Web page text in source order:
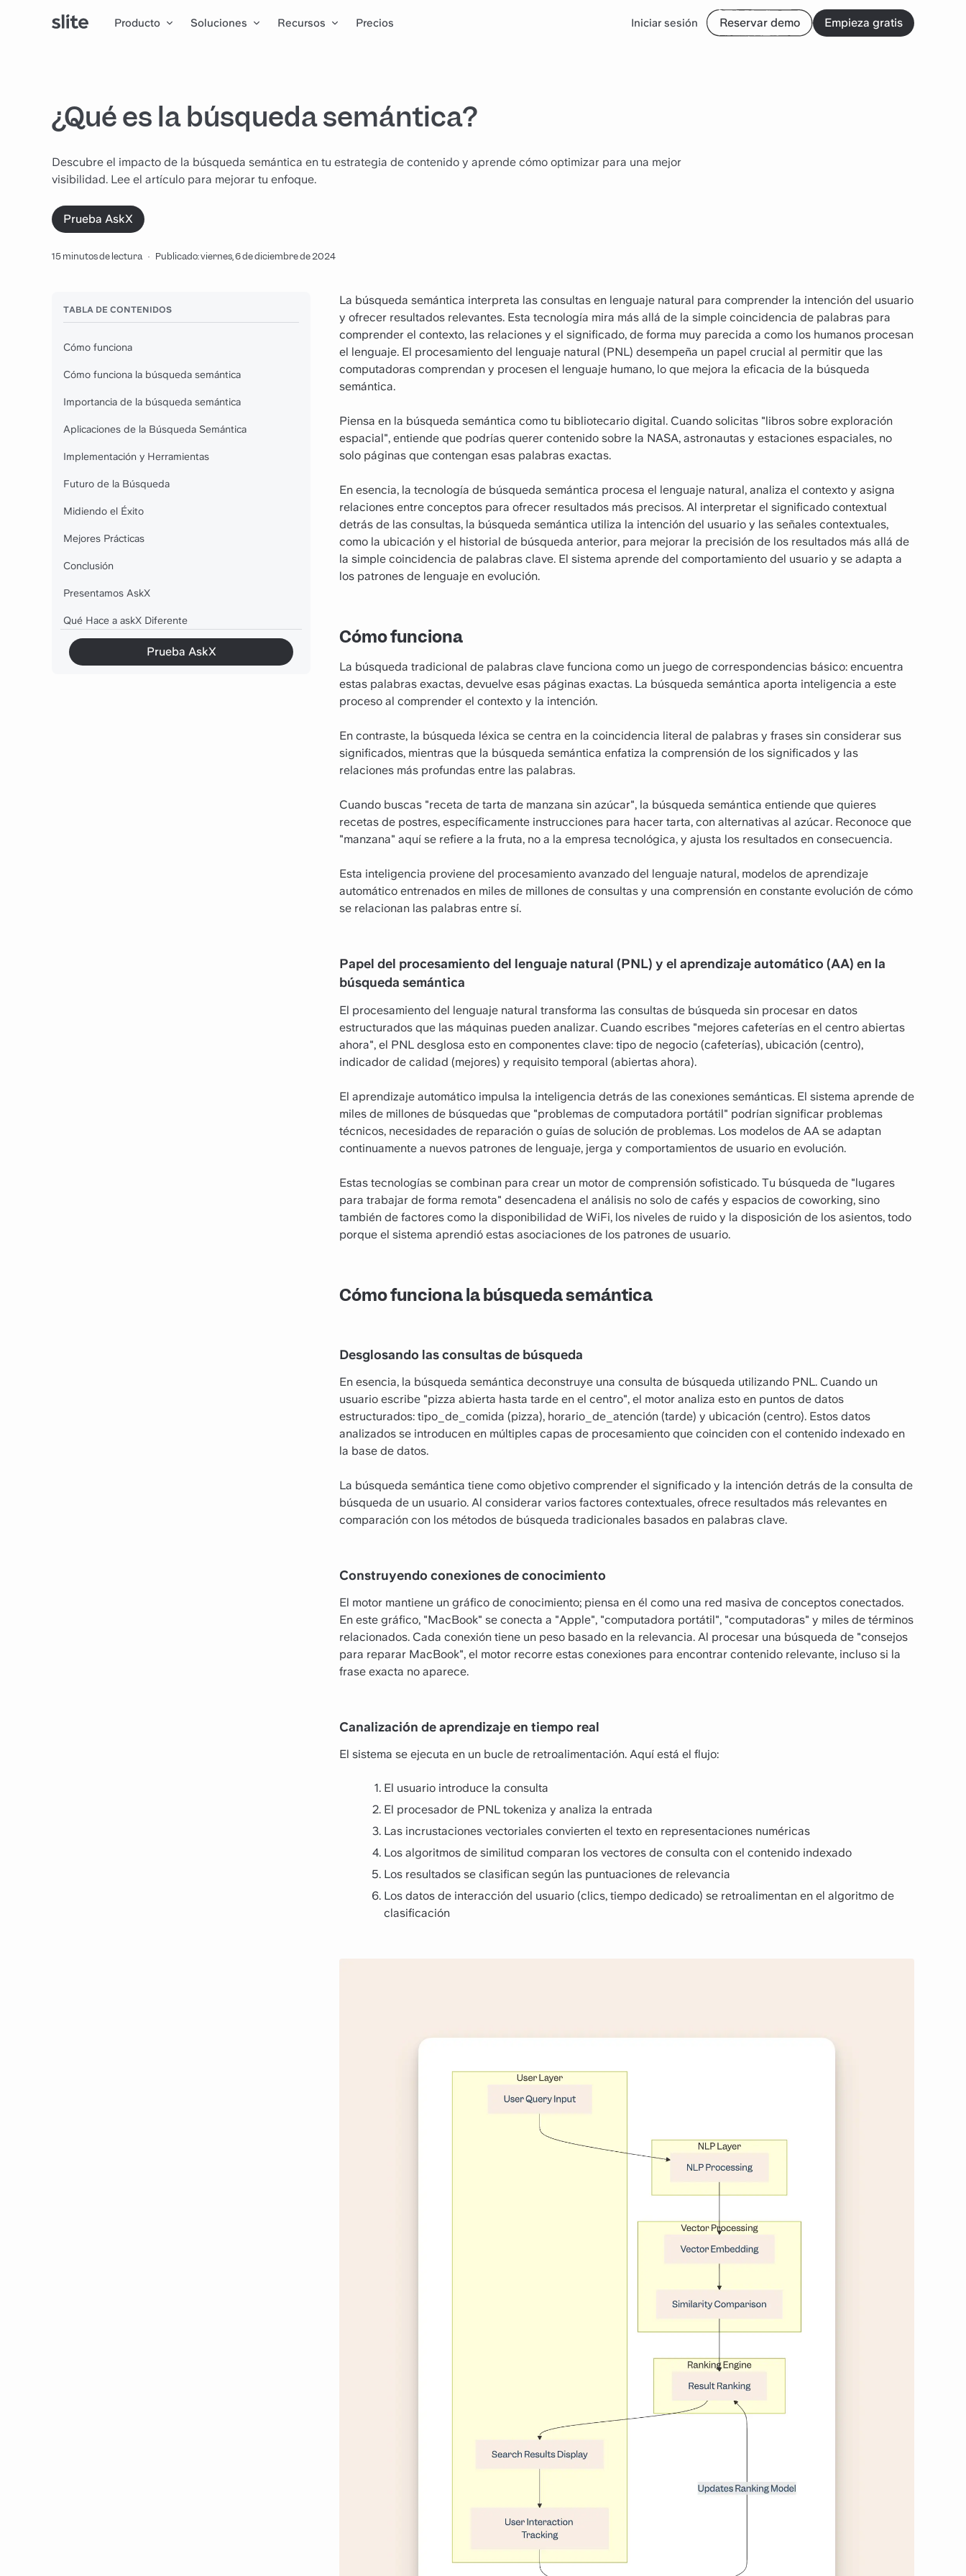
Producto Soluciones Recursos Precios Iniciar sesión Reservar demo Empieza gratis
¿Qué es la búsqueda semántica?
Descubre el impacto de la búsqueda semántica en tu estrategia de contenido y aprende cómo optimizar para una mejor
visibilidad. Lee el artículo para mejorar tu enfoque.
Prueba AskX
15 minutos de lectura · Publicado: viernes, 6 de diciembre de 2024
TABLA DE CONTENIDOS
Cómo funciona
Cómo funciona la búsqueda semántica
Importancia de la búsqueda semántica
Aplicaciones de la Búsqueda Semántica
Implementación y Herramientas
Futuro de la Búsqueda
Midiendo el Éxito
Mejores Prácticas
Conclusión
Presentamos AskX
Qué Hace a askX Diferente
Prueba AskX
La búsqueda semántica interpreta las consultas en lenguaje natural para comprender la intención del usuario
y ofrecer resultados relevantes. Esta tecnología mira más allá de la simple coincidencia de palabras para
comprender el contexto, las relaciones y el significado, de forma muy parecida a como los humanos procesan
el lenguaje. El procesamiento del lenguaje natural (PNL) desempeña un papel crucial al permitir que las
computadoras comprendan y procesen el lenguaje humano, lo que mejora la eficacia de la búsqueda
semántica.
Piensa en la búsqueda semántica como tu bibliotecario digital. Cuando solicitas "libros sobre exploración
espacial", entiende que podrías querer contenido sobre la NASA, astronautas y estaciones espaciales, no
solo páginas que contengan esas palabras exactas.
En esencia, la tecnología de búsqueda semántica procesa el lenguaje natural, analiza el contexto y asigna
relaciones entre conceptos para ofrecer resultados más precisos. Al interpretar el significado contextual
detrás de las consultas, la búsqueda semántica utiliza la intención del usuario y las señales contextuales,
como la ubicación y el historial de búsqueda anterior, para mejorar la precisión de los resultados más allá de
la simple coincidencia de palabras clave. El sistema aprende del comportamiento del usuario y se adapta a
los patrones de lenguaje en evolución.
Cómo funciona
La búsqueda tradicional de palabras clave funciona como un juego de correspondencias básico: encuentra
estas palabras exactas, devuelve esas páginas exactas. La búsqueda semántica aporta inteligencia a este
proceso al comprender el contexto y la intención.
En contraste, la búsqueda léxica se centra en la coincidencia literal de palabras y frases sin considerar sus
significados, mientras que la búsqueda semántica enfatiza la comprensión de los significados y las
relaciones más profundas entre las palabras.
Cuando buscas "receta de tarta de manzana sin azúcar", la búsqueda semántica entiende que quieres
recetas de postres, específicamente instrucciones para hacer tarta, con alternativas al azúcar. Reconoce que
"manzana" aquí se refiere a la fruta, no a la empresa tecnológica, y ajusta los resultados en consecuencia.
Esta inteligencia proviene del procesamiento avanzado del lenguaje natural, modelos de aprendizaje
automático entrenados en miles de millones de consultas y una comprensión en constante evolución de cómo
se relacionan las palabras entre sí.
Papel del procesamiento del lenguaje natural (PNL) y el aprendizaje automático (AA) en la
búsqueda semántica
El procesamiento del lenguaje natural transforma las consultas de búsqueda sin procesar en datos
estructurados que las máquinas pueden analizar. Cuando escribes "mejores cafeterías en el centro abiertas
ahora", el PNL desglosa esto en componentes clave: tipo de negocio (cafeterías), ubicación (centro),
indicador de calidad (mejores) y requisito temporal (abiertas ahora).
El aprendizaje automático impulsa la inteligencia detrás de las conexiones semánticas. El sistema aprende de
miles de millones de búsquedas que "problemas de computadora portátil" podrían significar problemas
técnicos, necesidades de reparación o guías de solución de problemas. Los modelos de AA se adaptan
continuamente a nuevos patrones de lenguaje, jerga y comportamientos de usuario en evolución.
Estas tecnologías se combinan para crear un motor de comprensión sofisticado. Tu búsqueda de "lugares
para trabajar de forma remota" desencadena el análisis no solo de cafés y espacios de coworking, sino
también de factores como la disponibilidad de WiFi, los niveles de ruido y la disposición de los asientos, todo
porque el sistema aprendió estas asociaciones de los patrones de usuario.
Cómo funciona la búsqueda semántica
Desglosando las consultas de búsqueda
En esencia, la búsqueda semántica deconstruye una consulta de búsqueda utilizando PNL. Cuando un
usuario escribe "pizza abierta hasta tarde en el centro", el motor analiza esto en puntos de datos
estructurados: tipo_de_comida (pizza), horario_de_atención (tarde) y ubicación (centro). Estos datos
analizados se introducen en múltiples capas de procesamiento que coinciden con el contenido indexado en
la base de datos.
La búsqueda semántica tiene como objetivo comprender el significado y la intención detrás de la consulta de
búsqueda de un usuario. Al considerar varios factores contextuales, ofrece resultados más relevantes en
comparación con los métodos de búsqueda tradicionales basados en palabras clave.
Construyendo conexiones de conocimiento
El motor mantiene un gráfico de conocimiento; piensa en él como una red masiva de conceptos conectados.
En este gráfico, "MacBook" se conecta a "Apple", "computadora portátil", "computadoras" y miles de términos
relacionados. Cada conexión tiene un peso basado en la relevancia. Al procesar una búsqueda de "consejos
para reparar MacBook", el motor recorre estas conexiones para encontrar contenido relevante, incluso si la
frase exacta no aparece.
Canalización de aprendizaje en tiempo real
El sistema se ejecuta en un bucle de retroalimentación. Aquí está el flujo:
El usuario introduce la consulta
El procesador de PNL tokeniza y analiza la entrada
Las incrustaciones vectoriales convierten el texto en representaciones numéricas
Los algoritmos de similitud comparan los vectores de consulta con el contenido indexado
Los resultados se clasifican según las puntuaciones de relevancia
Los datos de interacción del usuario (clics, tiempo dedicado) se retroalimentan en el algoritmo de
clasificación